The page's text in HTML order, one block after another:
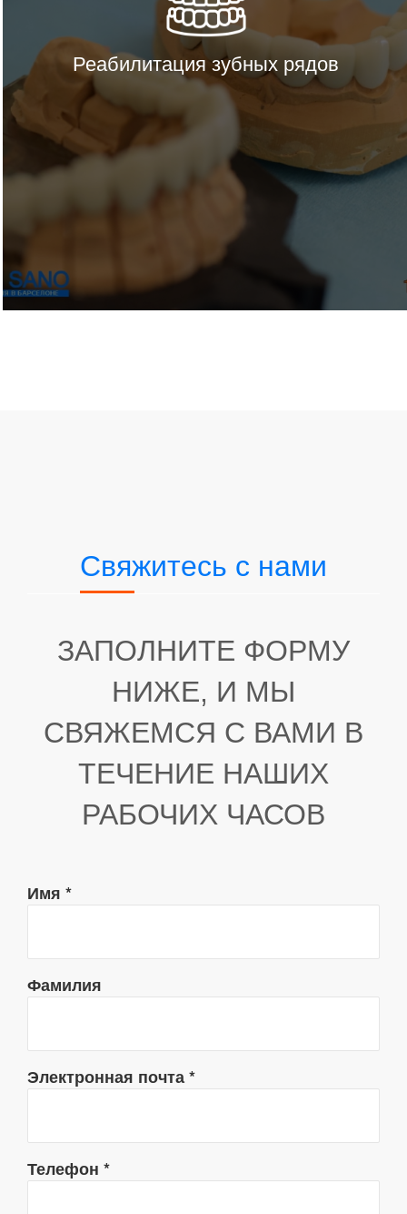
Реабилитация зубных рядов
Свяжитесь с нами
ЗАПОЛНИТЕ ФОРМУ
НИЖЕ, И МЫ
СВЯЖЕМСЯ С ВАМИ В
ТЕЧЕНИЕ НАШИХ
РАБОЧИХ ЧАСОВ
Имя *
Фамилия
Электронная почта*
Телефон *